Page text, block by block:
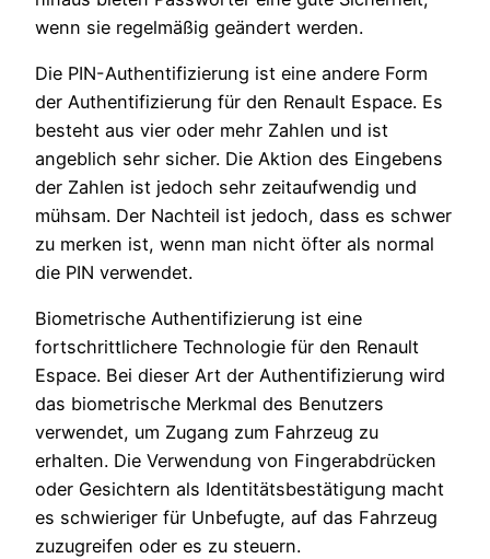
wenn sie regelmäßig geändert werden.
Die PIN-Authentifizierung ist eine andere Form
der Authentifizierung für den Renault Espace. Es
besteht aus vier oder mehr Zahlen und ist
angeblich sehr sicher. Die Aktion des Eingebens
der Zahlen ist jedoch sehr zeitaufwendig und
mühsam. Der Nachteil ist jedoch, dass es schwer
zu merken ist, wenn man nicht öfter als normal
die PIN verwendet.
Biometrische Authentifizierung ist eine
fortschrittlichere Technologie für den Renault
Espace. Bei dieser Art der Authentifizierung wird
das biometrische Merkmal des Benutzers
verwendet, um Zugang zum Fahrzeug zu
erhalten. Die Verwendung von Fingerabdrücken
oder Gesichtern als Identitätsbestätigung macht
es schwieriger für Unbefugte, auf das Fahrzeug
zuzugreifen oder es zu steuern.